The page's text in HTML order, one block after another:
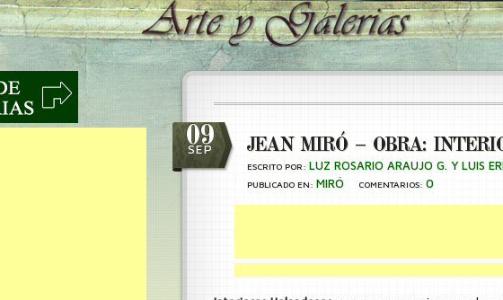
09
SEP JEAN MIRÓ – OBRA:
ESCRITO POR: LUZ ROSARIO ARAUJO G. Y LUIS
PUBLICADO EN: MIRÓ COMENTARIOS: 0